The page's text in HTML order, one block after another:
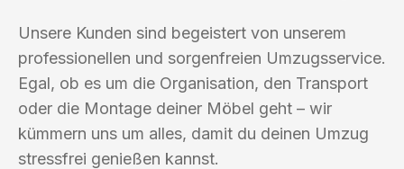
Unsere Kunden sind begeistert von unserem
professionellen und sorgenfreien Umzugsservice.
Egal, ob es um die Organisation, den Transport
oder die Montage deiner Möbel geht – wir
kümmern uns um alles, damit du deinen Umzug
stressfrei genießen kannst.